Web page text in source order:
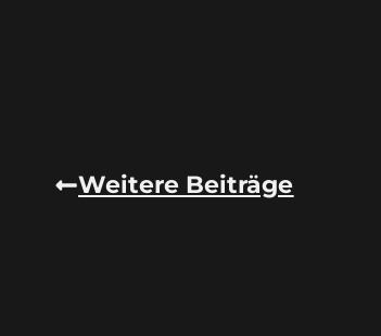
Weitere Beiträge